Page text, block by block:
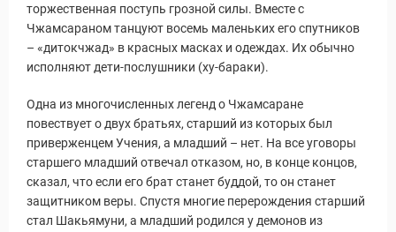
торжественная поступь грозной силы. Вместе с
Чжамсараном танцуют восемь маленьких его спутников
– «дитокчжад» в красных масках и одеждах. Их обычно
исполняют дети-послушники (ху-бараки).
Одна из многочисленных легенд о Чжамсаране
повествует о двух братьях, старший из которых был
приверженцем Учения, а младший – нет. На все уговоры
старшего младший отвечал отказом, но, в конце концов,
сказал, что если его брат станет буддой, то он станет
защитником веры. Спустя многие перерождения старший
стал Шакьямуни, а младший родился у демонов из